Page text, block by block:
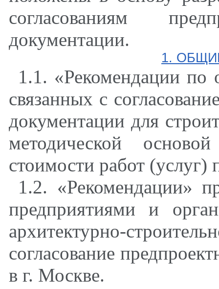
согласованиям
документации.
1.
1.1. «Рекомендации по
связанных с
документации для
методической
стоимости работ (услуг)
1.2. «Рекомендации»
предприятиями и
архитектурно-
согласование
в г. Москве.